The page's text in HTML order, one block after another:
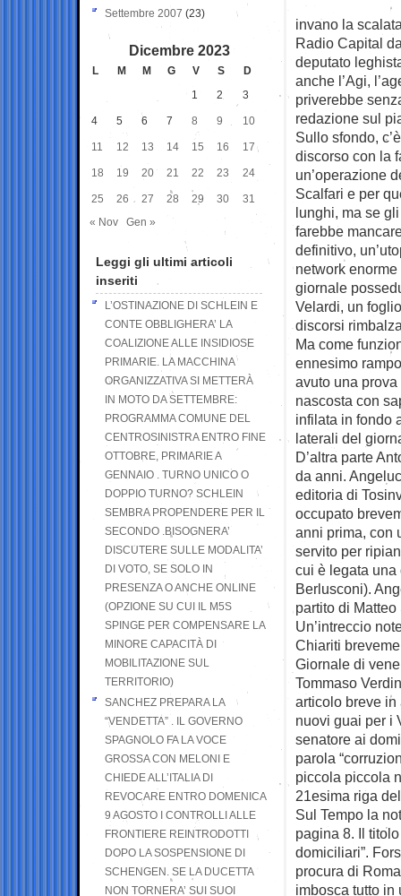
invano la
Radio Capital
deputato
anche l’Agi,
priverebbe
redazione sul
Sullo sfondo,
discorso con la
un’operazione
Scalfari e per
lunghi, ma se
farebbe
definitivo,
network
giornale
Velardi, un
discorsi
Ma come
ennesimo
avuto una prova
nascosta con
infilata in fondo
laterali del
D’altra parte
da anni.
editoria di
occupato
anni prima, con
servito per
cui è legata una
Berlusconi).
partito di
Un’intreccio
Chiariti
Giornale di
Tommaso
articolo breve in
nuovi guai per i
senatore ai
parola
piccola piccola
21esima riga
Sul Tempo la
pagina 8. Il
domiciliari”.
procura di
imbosca tutto
Settembre 2007 (23)
Dicembre 2023
L M M G V S
D
1
2 3
4 5 6 7 8 9 10
11 12 13 14 15 16 17
18 19 20 21 22 23 24
25 26 27 28 29 30
31
« Nov
Gen »
Leggi gli ultimi articoli
inseriti
L’OSTINAZIONE DI SCHLEIN E
CONTE OBBLIGHERA’ LA
COALIZIONE ALLE INSIDIOSE
PRIMARIE. LA MACCHINA
ORGANIZZATIVA SI METTERÀ
IN MOTO DA SETTEMBRE:
PROGRAMMA COMUNE DEL
CENTROSINISTRA ENTRO FINE
OTTOBRE, PRIMARIE A
GENNAIO . TURNO UNICO O
DOPPIO TURNO? SCHLEIN
SEMBRA PROPENDERE PER IL
SECONDO .BISOGNERA’
DISCUTERE SULLE MODALITA’
DI VOTO, SE SOLO IN
PRESENZA O ANCHE ONLINE
(OPZIONE SU CUI IL M5S
SPINGE PER COMPENSARE LA
MINORE CAPACITÀ DI
MOBILITAZIONE SUL
TERRITORIO)
SANCHEZ PREPARA LA
“VENDETTA” . IL GOVERNO
SPAGNOLO FA LA VOCE
GROSSA CON MELONI E
CHIEDE ALL’ITALIA DI
REVOCARE ENTRO DOMENICA
9 AGOSTO I CONTROLLI ALLE
FRONTIERE REINTRODOTTI
DOPO LA SOSPENSIONE DI
SCHENGEN. SE LA DUCETTA
NON TORNERA’ SUI SUOI